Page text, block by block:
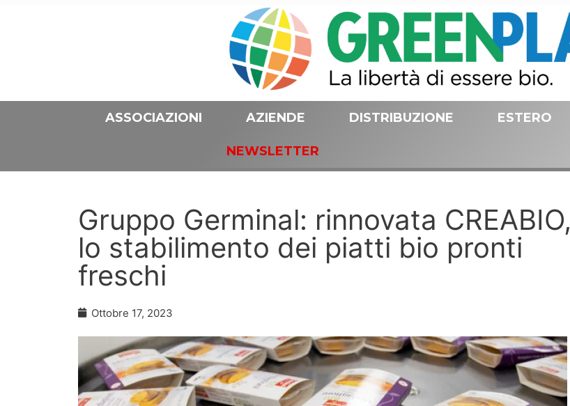
ASSOCIAZIONI AZIENDE DISTRIBUZIONE ESTERO
NEWSLETTER
Gruppo Germinal: rinnovata CREABIO,
lo stabilimento dei piatti bio pronti
freschi
Ottobre 17, 2023